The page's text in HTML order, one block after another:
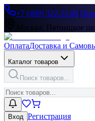
+7 (499) 322-33-86|
Москва, Пятницкое
ОплатаДоставка и
Каталог товаров
Поиск товаров...
Вход Регистрация